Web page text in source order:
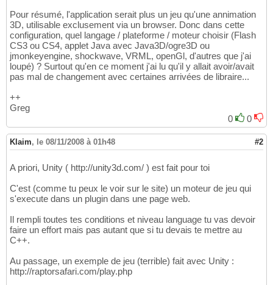
Pour résumé, l'application serait plus un jeu qu'une annimation
3D, utilisable exclusement via un browser. Donc dans cette
configuration, quel langage / plateforme / moteur choisir (Flash
CS3 ou CS4, applet Java avec Java3D/ogre3D ou
jmonkeyengine, shockwave, VRML, openGl, d'autres que j'ai
loupé) ? Surtout qu'en ce moment j'ai lu qu'il y allait avoir/avait
pas mal de changement avec certaines arrivées de libraire...
++
Greg
0
0
Klaim, le 08/11/2008 à 01h48 #2
A priori, Unity ( http://unity3d.com/ ) est fait pour toi
C'est (comme tu peux le voir sur le site) un moteur de jeu qui
s'execute dans un plugin dans une page web.
Il rempli toutes tes conditions et niveau language tu vas devoir
faire un effort mais pas autant que si tu devais te mettre au
C++.
Au passage, un exemple de jeu (terrible) fait avec Unity :
http://raptorsafari.com/play.php